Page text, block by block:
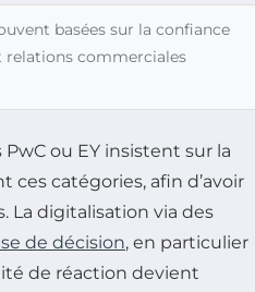
basées sur la confiance
relations commerciales
ou EY insistent sur la
catégories, afin d’avoir
La digitalisation via des
de décision, en particulier
de réaction devient